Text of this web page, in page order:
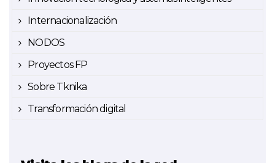
Internacionalización
NODOS
Proyectos FP
Sobre Tknika
Transformación digital